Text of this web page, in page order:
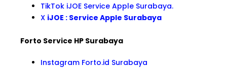
TikTok iJOE Service Apple Surabaya.
X iJOE : Service Apple Surabaya
Forto Service HP Surabaya
Instagram Forto.id Surabaya